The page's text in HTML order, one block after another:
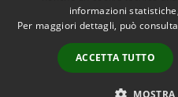
RSS
Accessibilità
informazioni
Per maggiori dettagli, può
ACCETTA TUTTO